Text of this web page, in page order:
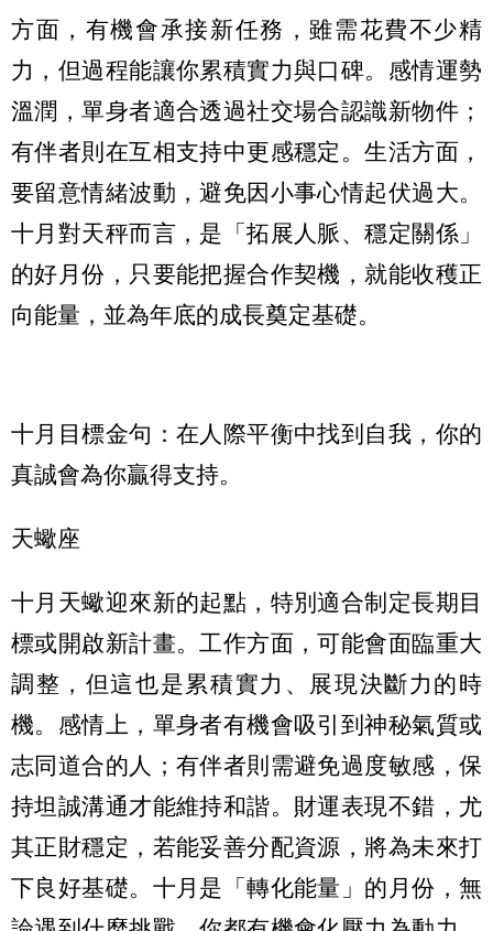
方面，有機會承接新任務，雖需花費不少精
力，但過程能讓你累積實力與口碑。感情運勢
溫潤，單身者適合透過社交場合認識新物件；
有伴者則在互相支持中更感穩定。生活方面，
要留意情緒波動，避免因小事心情起伏過大。
十月對天秤而言，是「拓展人脈、穩定關係」
的好月份，只要能把握合作契機，就能收穫正
向能量，並為年底的成長奠定基礎。
十月目標金句：在人際平衡中找到自我，你的
真誠會為你贏得支持。
天蠍座
十月天蠍迎來新的起點，特別適合制定長期目
標或開啟新計畫。工作方面，可能會面臨重大
調整，但這也是累積實力、展現決斷力的時
機。感情上，單身者有機會吸引到神秘氣質或
志同道合的人；有伴者則需避免過度敏感，保
持坦誠溝通才能維持和諧。財運表現不錯，尤
其正財穩定，若能妥善分配資源，將為未來打
下良好基礎。十月是「轉化能量」的月份，無